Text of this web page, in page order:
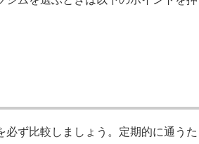
ず比較しましょう。定期的に通うた